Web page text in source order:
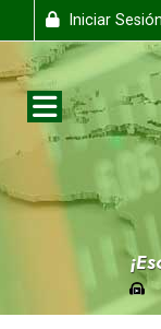
Iniciar Sesión